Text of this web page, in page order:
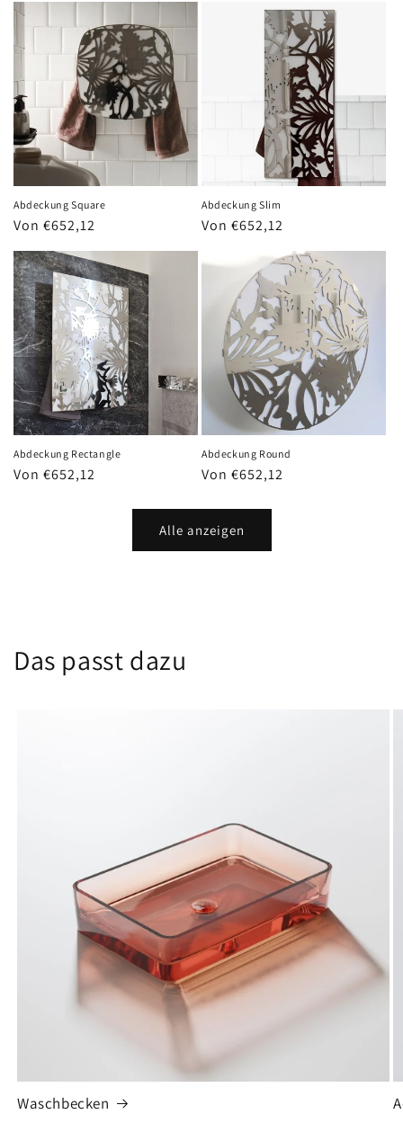
Abdeckung Square
Normaler
Von €652,12
Abdeckung Slim
Normaler
Von €652,12
Abdeckung Rectangle
Normaler
Von €652,12
Abdeckung Round
Normaler
Von €652,12
Alle anzeigen
Das passt dazu
Waschbecken